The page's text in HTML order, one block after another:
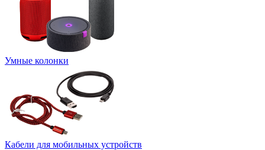
Умные колонки
Кабели для мобильных устройств